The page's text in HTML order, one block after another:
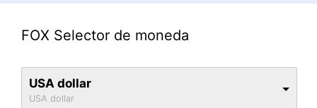
FOX Selector de moneda
USA dollar
USA dollar